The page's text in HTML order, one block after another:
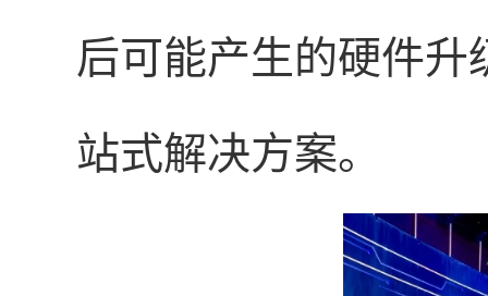
后可能产生的硬件
站式解决方案。